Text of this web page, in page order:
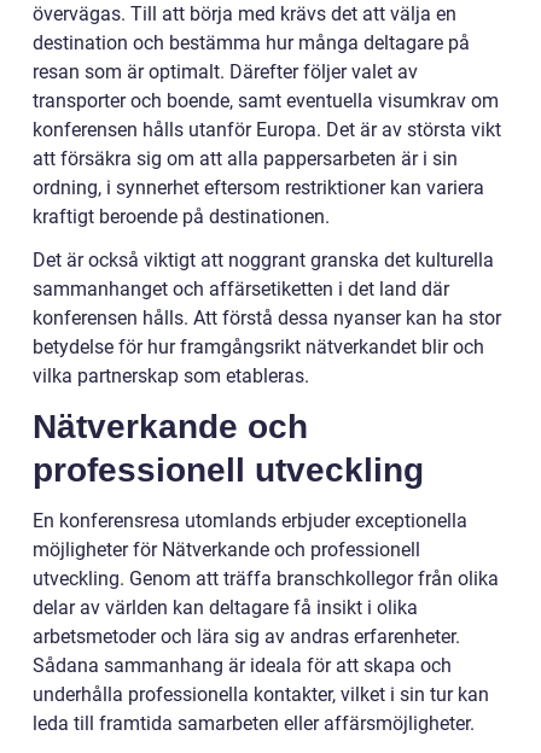
övervägas. Till att börja med krävs det att välja en
destination och bestämma hur många deltagare på
resan som är optimalt. Därefter följer valet av
transporter och boende, samt eventuella visumkrav om
konferensen hålls utanför Europa. Det är av största vikt
att försäkra sig om att alla pappersarbeten är i sin
ordning, i synnerhet eftersom restriktioner kan variera
kraftigt beroende på destinationen.
Det är också viktigt att noggrant granska det kulturella
sammanhanget och affärsetiketten i det land där
konferensen hålls. Att förstå dessa nyanser kan ha stor
betydelse för hur framgångsrikt nätverkandet blir och
vilka partnerskap som etableras.
Nätverkande och
professionell utveckling
En konferensresa utomlands erbjuder exceptionella
möjligheter för Nätverkande och professionell
utveckling. Genom att träffa branschkollegor från olika
delar av världen kan deltagare få insikt i olika
arbetsmetoder och lära sig av andras erfarenheter.
Sådana sammanhang är ideala för att skapa och
underhålla professionella kontakter, vilket i sin tur kan
leda till framtida samarbeten eller affärsmöjligheter.